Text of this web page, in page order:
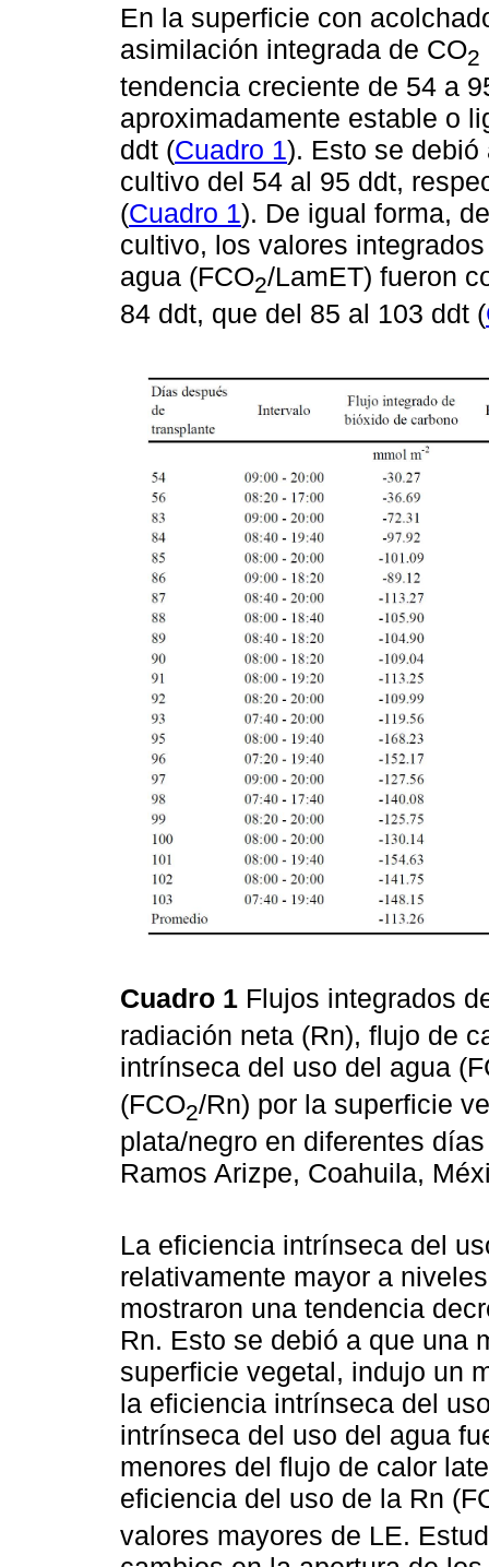
En la superficie con
asimilación integrada de CO2
tendencia creciente de 54 a
aproximadamente estable o
ddt (Cuadro 1). Esto se debió
cultivo del 54 al 95 ddt,
(Cuadro 1). De igual forma,
cultivo, los valores
agua (FCO2/LamET) fueron
84 ddt, que del 85 al 103 ddt (
Cuadro 1 Flujos integrados
radiación neta (Rn), flujo de
intrínseca del uso del agua
(FCO2/Rn) por la superficie
plata/negro en diferentes
Ramos Arizpe, Coahuila,
La eficiencia intrínseca del
relativamente mayor a
mostraron una tendencia
Rn. Esto se debió a que una
superficie vegetal, indujo un
la eficiencia intrínseca del
intrínseca del uso del agua
menores del flujo de calor
eficiencia del uso de la Rn
valores mayores de LE.